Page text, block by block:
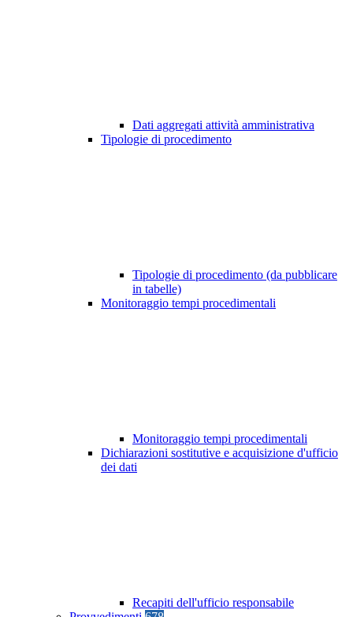
Dati aggregati attività amministrativa
Tipologie di procedimento
Tipologie di procedimento (da pubblicare
in tabelle)
Monitoraggio tempi procedimentali
Monitoraggio tempi procedimentali
Dichiarazioni sostitutive e acquisizione d'ufficio
dei dati
Recapiti dell'ufficio responsabile